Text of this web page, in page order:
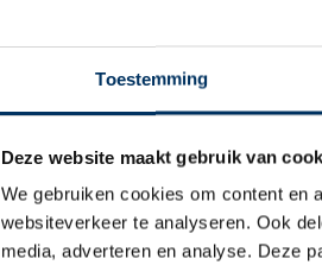
Toestemming
Deze website maakt gebruik van
We gebruiken cookies om content en
websiteverkeer te analyseren. Ook
media, adverteren en analyse. Deze